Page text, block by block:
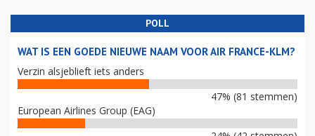
POLL
WAT IS EEN GOEDE NIEUWE NAAM VOOR AIR FRANCE-KLM?
Verzin alsjeblieft iets anders
47% (81 stemmen)
European Airlines Group (EAG)